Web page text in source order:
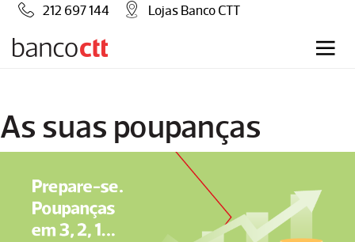
212 697 144 Lojas Banco CTT
As suas poupanças